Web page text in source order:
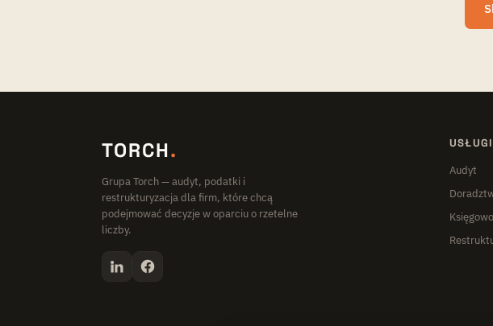
TORCH.
Grupa Torch — audyt, podatki i
restrukturyzacja dla firm, które chcą
podejmować decyzje w oparciu o rzetelne
liczby.
USŁUGI
Audyt